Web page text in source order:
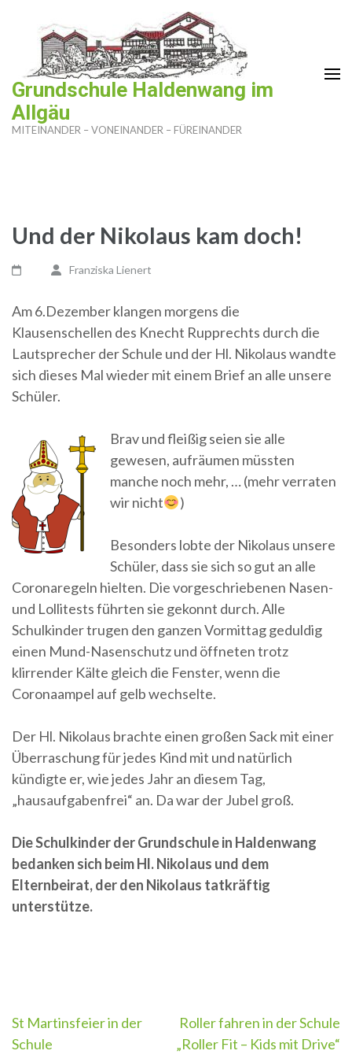
springen
(Enter
drücken)
Grundschule Haldenwang im
Allgäu
MITEINANDER – VONEINANDER – FÜREINANDER
Und der Nikolaus kam doch!
Franziska Lienert
Am 6.Dezember klangen morgens die
Klausenschellen des Knecht Rupprechts durch die
Lautsprecher der Schule und der Hl. Nikolaus wandte
sich dieses Mal wieder mit einem Brief an alle unsere
Schüler.
Brav und fleißig seien sie alle
gewesen, aufräumen müssten
manche noch mehr, … (mehr verraten
wir nicht
)
Besonders lobte der Nikolaus unsere
Schüler, dass sie sich so gut an alle
Coronaregeln hielten. Die vorgeschriebenen Nasen-
und Lollitests führten sie gekonnt durch. Alle
Schulkinder trugen den ganzen Vormittag geduldig
einen Mund-Nasenschutz und öffneten trotz
klirrender Kälte gleich die Fenster, wenn die
Coronaampel auf gelb wechselte.
Der Hl. Nikolaus brachte einen großen Sack mit einer
Überraschung für jedes Kind mit und natürlich
kündigte er, wie jedes Jahr an diesem Tag,
„hausaufgabenfrei“ an. Da war der Jubel groß.
Die Schulkinder der Grundschule in Haldenwang
bedanken sich beim Hl. Nikolaus und dem
Elternbeirat, der den Nikolaus tatkräftig
unterstütze.
Beitragsnavigation
St Martinsfeier in der
Schule
Roller fahren in der Schule
„Roller Fit – Kids mit Drive“